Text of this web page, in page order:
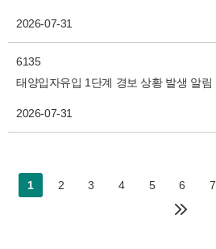
2026-07-31
6135
태양입자유입 1단계 경보 상황 발생 알림
2026-07-31
1 2 3 4 5 6 7